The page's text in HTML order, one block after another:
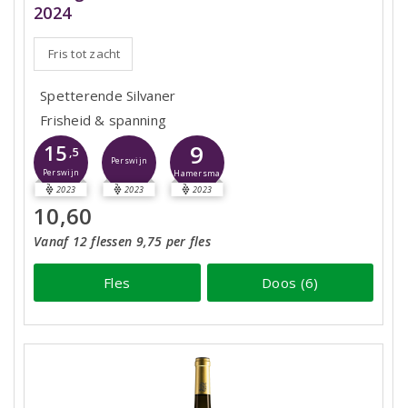
2024
Fris tot zacht
Spetterende Silvaner
Frisheid & spanning
15 ,5
Perswijn
2023
Perswijn
2023
9
Hamersma
2023
10,60
Vanaf 12 flessen 9,75 per fles
Fles Doos (6)